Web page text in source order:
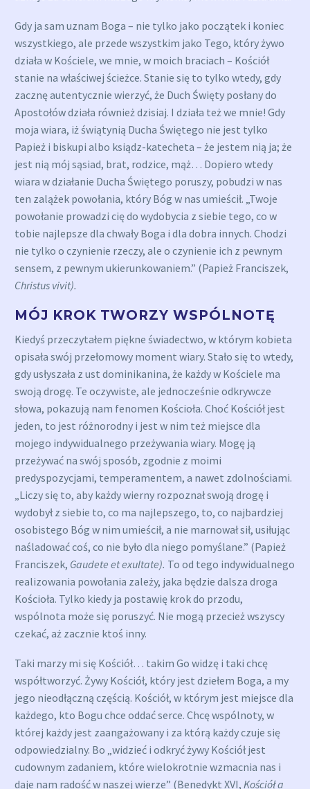
Gdy ja sam uznam Boga – nie tylko jako początek i koniec
wszystkiego, ale przede wszystkim jako Tego, który żywo
działa w Kościele, we mnie, w moich braciach – Kościół
stanie na właściwej ścieżce. Stanie się to tylko wtedy, gdy
zacznę autentycznie wierzyć, że Duch Święty posłany do
Apostołów działa również dzisiaj. I działa też we mnie! Gdy
moja wiara, iż świątynią Ducha Świętego nie jest tylko
Papież i biskupi albo ksiądz-katecheta – że jestem nią ja; że
jest nią mój sąsiad, brat, rodzice, mąż… Dopiero wtedy
wiara w działanie Ducha Świętego poruszy, pobudzi w nas
ten zalążek powołania, który Bóg w nas umieścił. „Twoje
powołanie prowadzi cię do wydobycia z siebie tego, co w
tobie najlepsze dla chwały Boga i dla dobra innych. Chodzi
nie tylko o czynienie rzeczy, ale o czynienie ich z pewnym
sensem, z pewnym ukierunkowaniem.” (Papież Franciszek,
Christus vivit).
MÓJ KROK TWORZY WSPÓLNOTĘ
Kiedyś przeczytałem piękne świadectwo, w którym kobieta
opisała swój przełomowy moment wiary. Stało się to wtedy,
gdy usłyszała z ust dominikanina, że każdy w Kościele ma
swoją drogę. Te oczywiste, ale jednocześnie odkrywcze
słowa, pokazują nam fenomen Kościoła. Choć Kościół jest
jeden, to jest różnorodny i jest w nim też miejsce dla
mojego indywidualnego przeżywania wiary. Mogę ją
przeżywać na swój sposób, zgodnie z moimi
predyspozycjami, temperamentem, a nawet zdolnościami.
„Liczy się to, aby każdy wierny rozpoznał swoją drogę i
wydobył z siebie to, co ma najlepszego, to, co najbardziej
osobistego Bóg w nim umieścił, a nie marnował sił, usiłując
naśladować coś, co nie było dla niego pomyślane.” (Papież
Franciszek, Gaudete et exultate). To od tego indywidualnego
realizowania powołania zależy, jaka będzie dalsza droga
Kościoła. Tylko kiedy ja postawię krok do przodu,
wspólnota może się poruszyć. Nie mogą przecież wszyscy
czekać, aż zacznie ktoś inny.
Taki marzy mi się Kościół… takim Go widzę i taki chcę
współtworzyć. Żywy Kościół, który jest dziełem Boga, a my
jego nieodłączną częścią. Kościół, w którym jest miejsce dla
każdego, kto Bogu chce oddać serce. Chcę wspólnoty, w
której każdy jest zaangażowany i za którą każdy czuje się
odpowiedzialny. Bo „widzieć i odkryć żywy Kościół jest
cudownym zadaniem, które wielokrotnie wzmacnia nas i
daje nam radość w naszej wierze” (Benedykt XVI, Kościół a